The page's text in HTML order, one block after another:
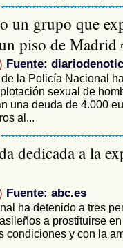
un grupo que
piso de Madrid
Fuente:
la Policía Nacional
sexual de
una deuda de 4.000
al...
dedicada a la
Fuente: abc.es
ha detenido a tres
a prostituirse
condiciones y con la